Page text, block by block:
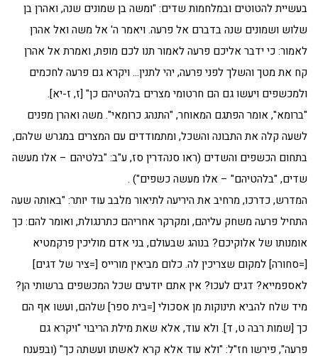
בעשיית להטוטים ובמלחמות שדים: "ומשה בן שמונים שנה, ואהרן בן
שלוש ושמונים שנה בדברם אל פרעה. ויאמר ה' אל משה ואל אהרן
לאמור: כי ידבר אליכם פרעה לאמור תנו לכם מופת, ואמרת אל אהרן
קח את מטך והשלך לפני פרעה, יהי לתנין… ויקרא גם פרעה לחכמים
ולמכשפים ויעשו גם הם חרטומי מצרים בלהטיהם כן" [ז, ז-יא].
"ברומא", אומר הפתגם המאוחר, "התנהג כרומאי". משה ואהרן מפנים
לשעה קלה את התבונה והשכל, ומתמודדים עם המצרים במגרש שלהם,
בתחום הכשפים והשדים (ראו סנהדרין סז, ע"ב: "בלטיהם – אלו מעשה
שדים, "בלהטיהם" – אלו מעשה כשפים") .
המדרש, כדרכו, מרחיב את היריעה לתיאור מלבב עוד יותר: "באותה שעה
התחיל פרעה משחק עליהם, ומקרקר אחריהם כתרנגולת, ואומר להם: כך
אומנותו של אלוקיכם? בנוהג שבעולם, בני אדם מוליכין פרקמטיא
[=סחורה] למקום שצריכין לה. כלום מביאין מורייס [=ציר של דגים]
לאספמייא? דגים לעכו? אין אתם יודעים שכל המכשפים ברשותי הן?
מיד שלח להביא תינוקות מן אסכולי [=בית ספר] שלהם, ועשו אף הם
כך [שמות רבה ט, ד]. ולא עוד, אלא שאת מילת הריבוי "ויקרא גם
פרעה", פירשו חז"ל: "ולא עוד אלא קרא לאשתו ועשתה כך" (ובפענח